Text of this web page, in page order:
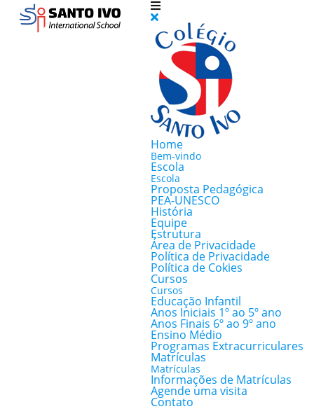
Home
Bem-vindo
Escola
Escola
Proposta Pedagógica
PEA-UNESCO
História
Equipe
Estrutura
Área de Privacidade
Política de Privacidade
Política de Cokies
Cursos
Cursos
Educação Infantil
Anos Iniciais 1º ao 5º ano
Anos Finais 6º ao 9º ano
Ensino Médio
Programas Extracurriculares
Matrículas
Matrículas
Informações de Matrículas
Agende uma visita
Contato